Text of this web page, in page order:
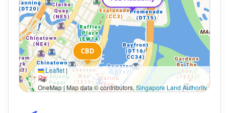
CBD
Leaflet |
OneMap | Map data © contributors, Singapore Land Authority